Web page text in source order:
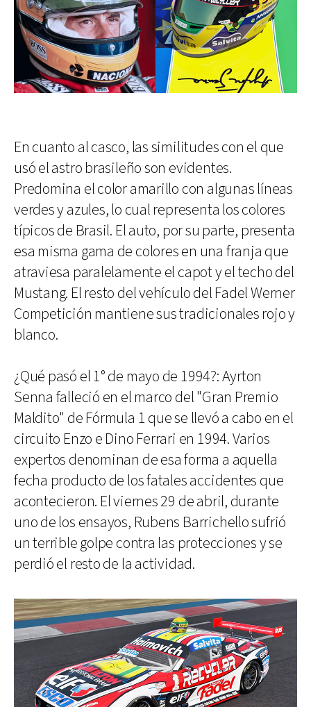
En cuanto al casco, las similitudes con el que
usó el astro brasileño son evidentes.
Predomina el color amarillo con algunas líneas
verdes y azules, lo cual representa los colores
típicos de Brasil. El auto, por su parte, presenta
esa misma gama de colores en una franja que
atraviesa paralelamente el capot y el techo del
Mustang. El resto del vehículo del Fadel Werner
Competición mantiene sus tradicionales rojo y
blanco.
¿Qué pasó el 1° de mayo de 1994?: Ayrton
Senna falleció en el marco del "Gran Premio
Maldito" de Fórmula 1 que se llevó a cabo en el
circuito Enzo e Dino Ferrari en 1994. Varios
expertos denominan de esa forma a aquella
fecha producto de los fatales accidentes que
acontecieron. El viernes 29 de abril, durante
uno de los ensayos, Rubens Barrichello sufrió
un terrible golpe contra las protecciones y se
perdió el resto de la actividad.